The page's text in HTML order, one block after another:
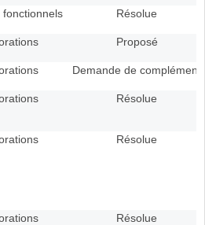
fonctionnels Résolue
Proposé
Demande de complément
Résolue
Résolue
Résolue